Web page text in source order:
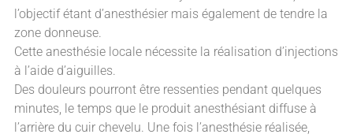
l’objectif étant d’anesthésier mais également de tendre la
zone donneuse.
Cette anesthésie locale nécessite la réalisation d’injections
à l’aide d’aiguilles.
Des douleurs pourront être ressenties pendant quelques
minutes, le temps que le produit anesthésiant diffuse à
l’arrière du cuir chevelu. Une fois l’anesthésie réalisée,